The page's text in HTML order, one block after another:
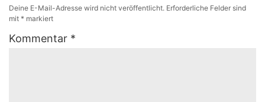
Deine E-Mail-Adresse wird nicht veröffentlicht. Erforderliche Felder sind
mit * markiert
Kommentar *